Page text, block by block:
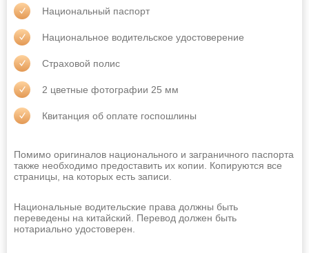
Национальный паспорт
Национальное водительское удостоверение
Страховой полис
2 цветные фотографии 25 мм
Квитанция об оплате госпошлины
Помимо оригиналов национального и заграничного паспорта
также необходимо предоставить их копии. Копируются все
страницы, на которых есть записи.
Национальные водительские права должны быть
переведены на китайский. Перевод должен быть
нотариально удостоверен.
Барнаул
Белгород
Березники
Благовещенск
Владимир Волгоград
Волгодонск Волжский
Грозный Дербент